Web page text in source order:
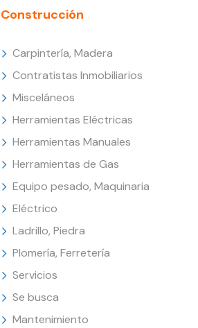
Construcción
Carpintería, Madera
Contratistas Inmobiliarios
Misceláneos
Herramientas Eléctricas
Herramientas Manuales
Herramientas de Gas
Equipo pesado, Maquinaria
Eléctrico
Ladrillo, Piedra
Plomería, Ferretería
Servicios
Se busca
Mantenimiento